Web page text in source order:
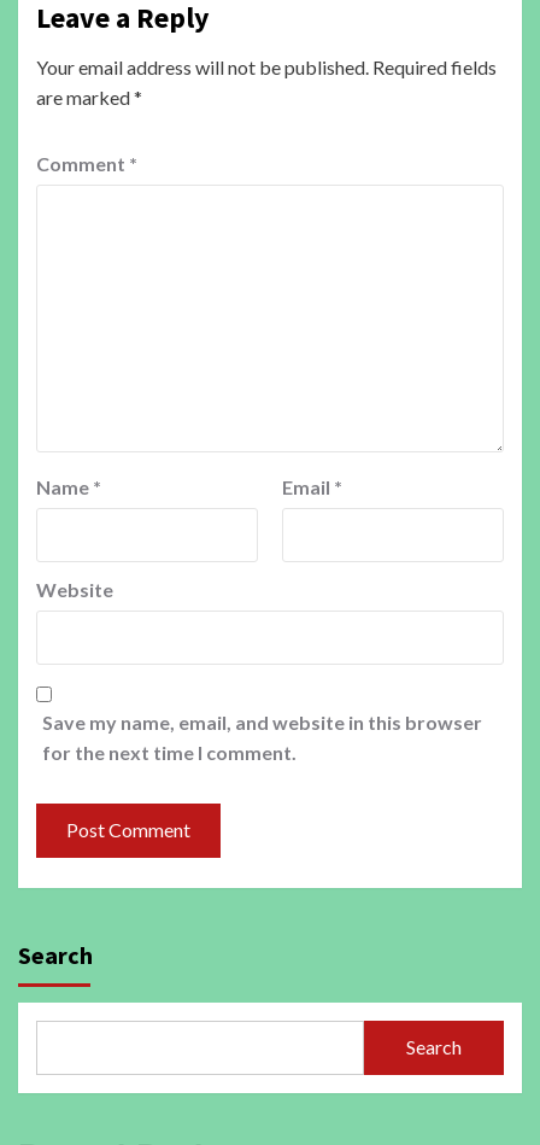
Leave a Reply
Your email address will not be published. Required fields
are marked*
Comment *
Name * Email *
Website
Save my name, email, and website in this browser
for the next time I comment.
Search
Search